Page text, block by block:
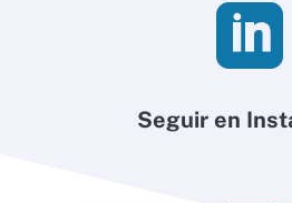

Seguir en